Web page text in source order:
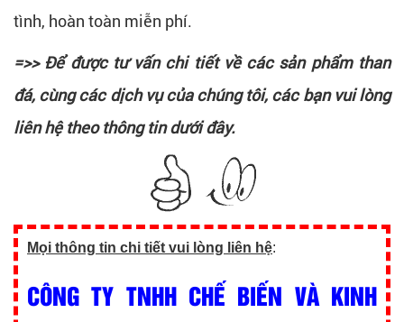
tình, hoàn toàn miễn phí.
=>> Để được tư vấn chi tiết về các sản phẩm than
đá, cùng các dịch vụ của chúng tôi, các bạn vui lòng
liên hệ theo thông tin dưới đây.
Mọi thông tin chi tiết vui lòng liên hệ:
CÔNG TY TNHH CHẾ BIẾN VÀ KINH